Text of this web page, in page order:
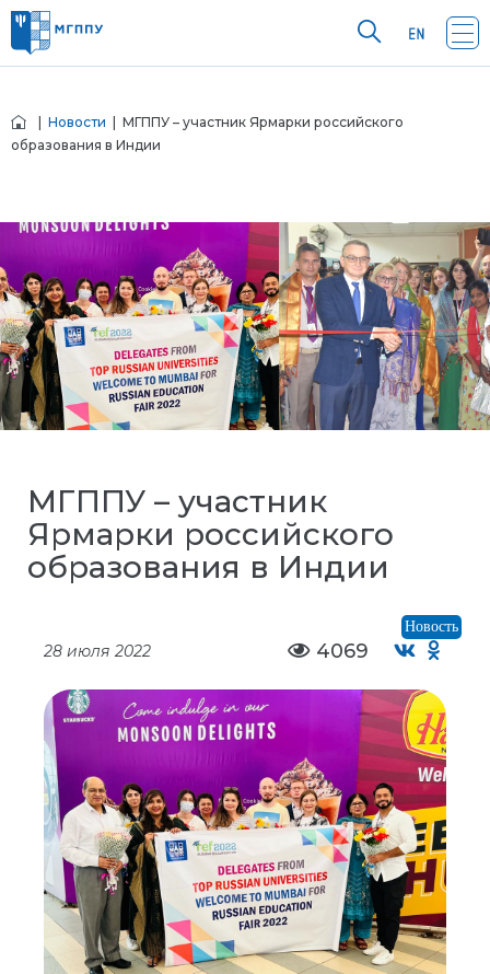
Новости | МГППУ – участник Ярмарки российского
образования в Индии
МГППУ – участник
Ярмарки российского
образования в Индии
Новость
28 июля 2022 4069